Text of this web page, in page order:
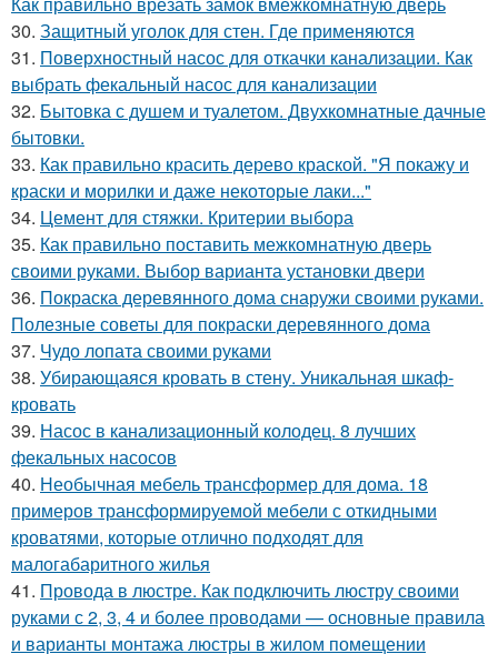
30. Защитный уголок для стен. Где применяются
31. Поверхностный насос для откачки канализации. Как
выбрать фекальный насос для канализации
32. Бытовка с душем и туалетом. Двухкомнатные дачные
бытовки.
33. Как правильно красить дерево краской. "Я покажу и
краски и морилки и даже некоторые лаки..."
34. Цемент для стяжки. Критерии выбора
35. Как правильно поставить межкомнатную дверь
своими руками. Выбор варианта установки двери
36. Покраска деревянного дома снаружи своими руками.
Полезные советы для покраски деревянного дома
37. Чудо лопата своими руками
38. Убирающаяся кровать в стену. Уникальная шкаф-
кровать
39. Насос в канализационный колодец. 8 лучших
фекальных насосов
40. Необычная мебель трансформер для дома. 18
примеров трансформируемой мебели с откидными
кроватями, которые отлично подходят для
малогабаритного жилья
41. Провода в люстре. Как подключить люстру своими
руками с 2, 3, 4 и более проводами — основные правила
и варианты монтажа люстры в жилом помещении